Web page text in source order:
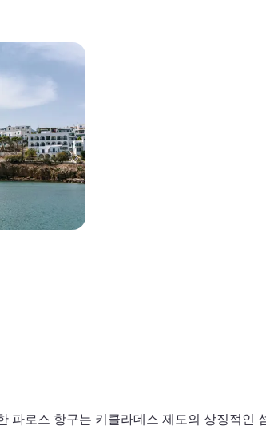
파로스 항구는 키클라데스 제도의 상징적